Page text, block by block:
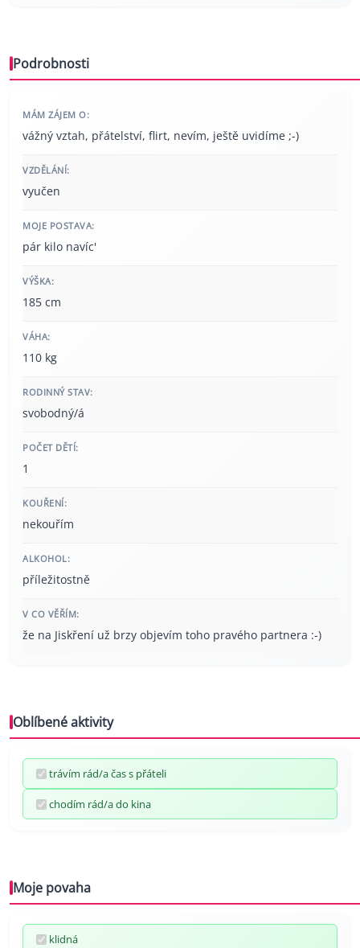
Podrobnosti
MÁM ZÁJEM O:
vážný vztah, přátelství, flirt, nevím, ještě uvidíme ;-)
VZDĚLÁNÍ:
vyučen
MOJE POSTAVA:
pár kilo navíc'
VÝŠKA:
185 cm
VÁHA:
110 kg
RODINNÝ STAV:
svobodný/á
POČET DĚTÍ:
1
KOUŘENÍ:
nekouřím
ALKOHOL:
příležitostně
V CO VĚŘÍM:
že na Jiskření už brzy objevím toho pravého partnera :-)
Oblíbené aktivity
trávím rád/a čas s přáteli
chodím rád/a do kina
Moje povaha
klidná